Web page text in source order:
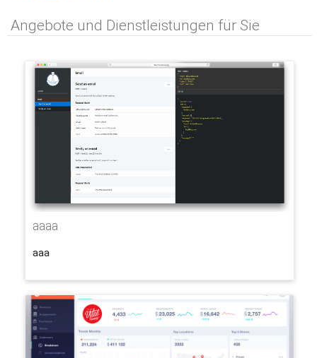
Angebote und Dienstleistungen für Sie
aaaa
aaa